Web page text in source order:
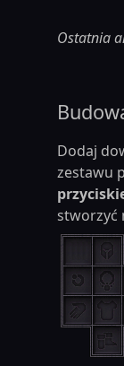
Ostatnia
Dodaj
zestawu
stworzyć